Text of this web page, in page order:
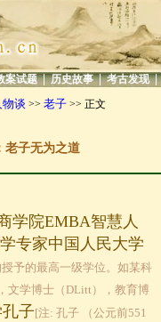
案试题 | 历史故事 | 考古发现 |
物谈 >> 老子 >> 正文
老子无为之道
院EMBA智慧人
专家中国人民大学
予的最高一级学位。如某科
文学博士（DLitt），教育博
子[注: 孔子 （公元前551